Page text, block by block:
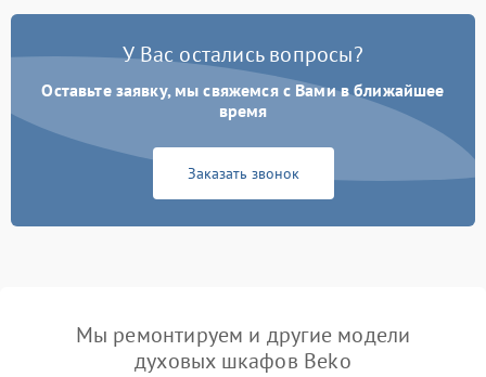
У Вас остались вопросы?
Оставьте заявку, мы свяжемся с Вами в ближайшее
время
Заказать звонок
Мы ремонтируем и другие модели
духовых шкафов Beko